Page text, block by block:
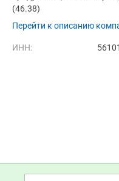
(46.38)
Перейти к описанию
ИНН: